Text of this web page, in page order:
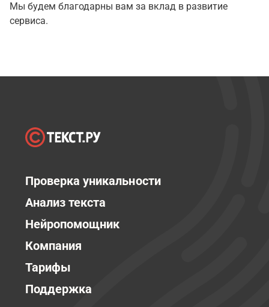
Мы будем благодарны вам за вклад в развитие
сервиса.
Проверка уникальности
Анализ текста
Нейропомощник
Компания
Тарифы
Поддержка